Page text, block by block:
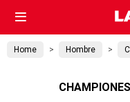

Home Hombre